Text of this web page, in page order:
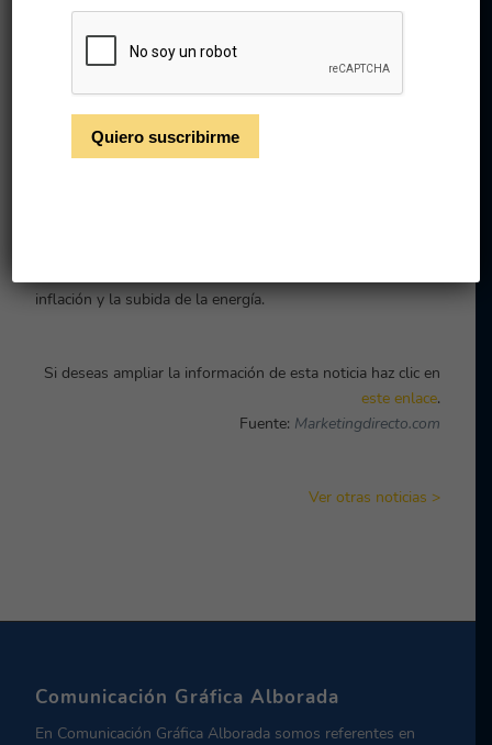
cantidad por el mismo
precio: la sensación del
consumidor en el
supermercado
Muchas empresas prefieren utilizar la estrategia de
inflación y la subida de la energía.
Si deseas ampliar la información de esta noticia haz clic en
este enlace.
Fuente: Marketingdirecto.com
Ver otras noticias >
Comunicación Gráfica Alborada
En Comunicación Gráfica Alborada somos referentes en